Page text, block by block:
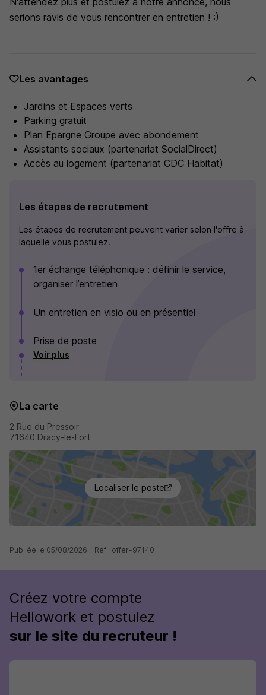
serions ravis de vous rencontrer en entretien ! :)
Les avantages
Jardins et Espaces verts
Parking gratuit
Plan Epargne Groupe avec abondement
Assistants sociaux (partenariat SocialDirect)
Accès au logement (partenariat CDC Habitat)
Les étapes de recrutement
Les étapes de recrutement peuvent varier selon l'offre à
laquelle vous postulez.
1er échange téléphonique : définir le service,
organiser l’entretien
Un entretien en visio ou en présentiel
Prise de poste
Voir plus
La carte
2 Rue du Pressoir
71640 Dracy-le-Fort
Localiser le poste
Publiée le 05/08/2026 - Réf : offer-97140
Créez votre compte
Hellowork et postulez
sur le site du recruteur !